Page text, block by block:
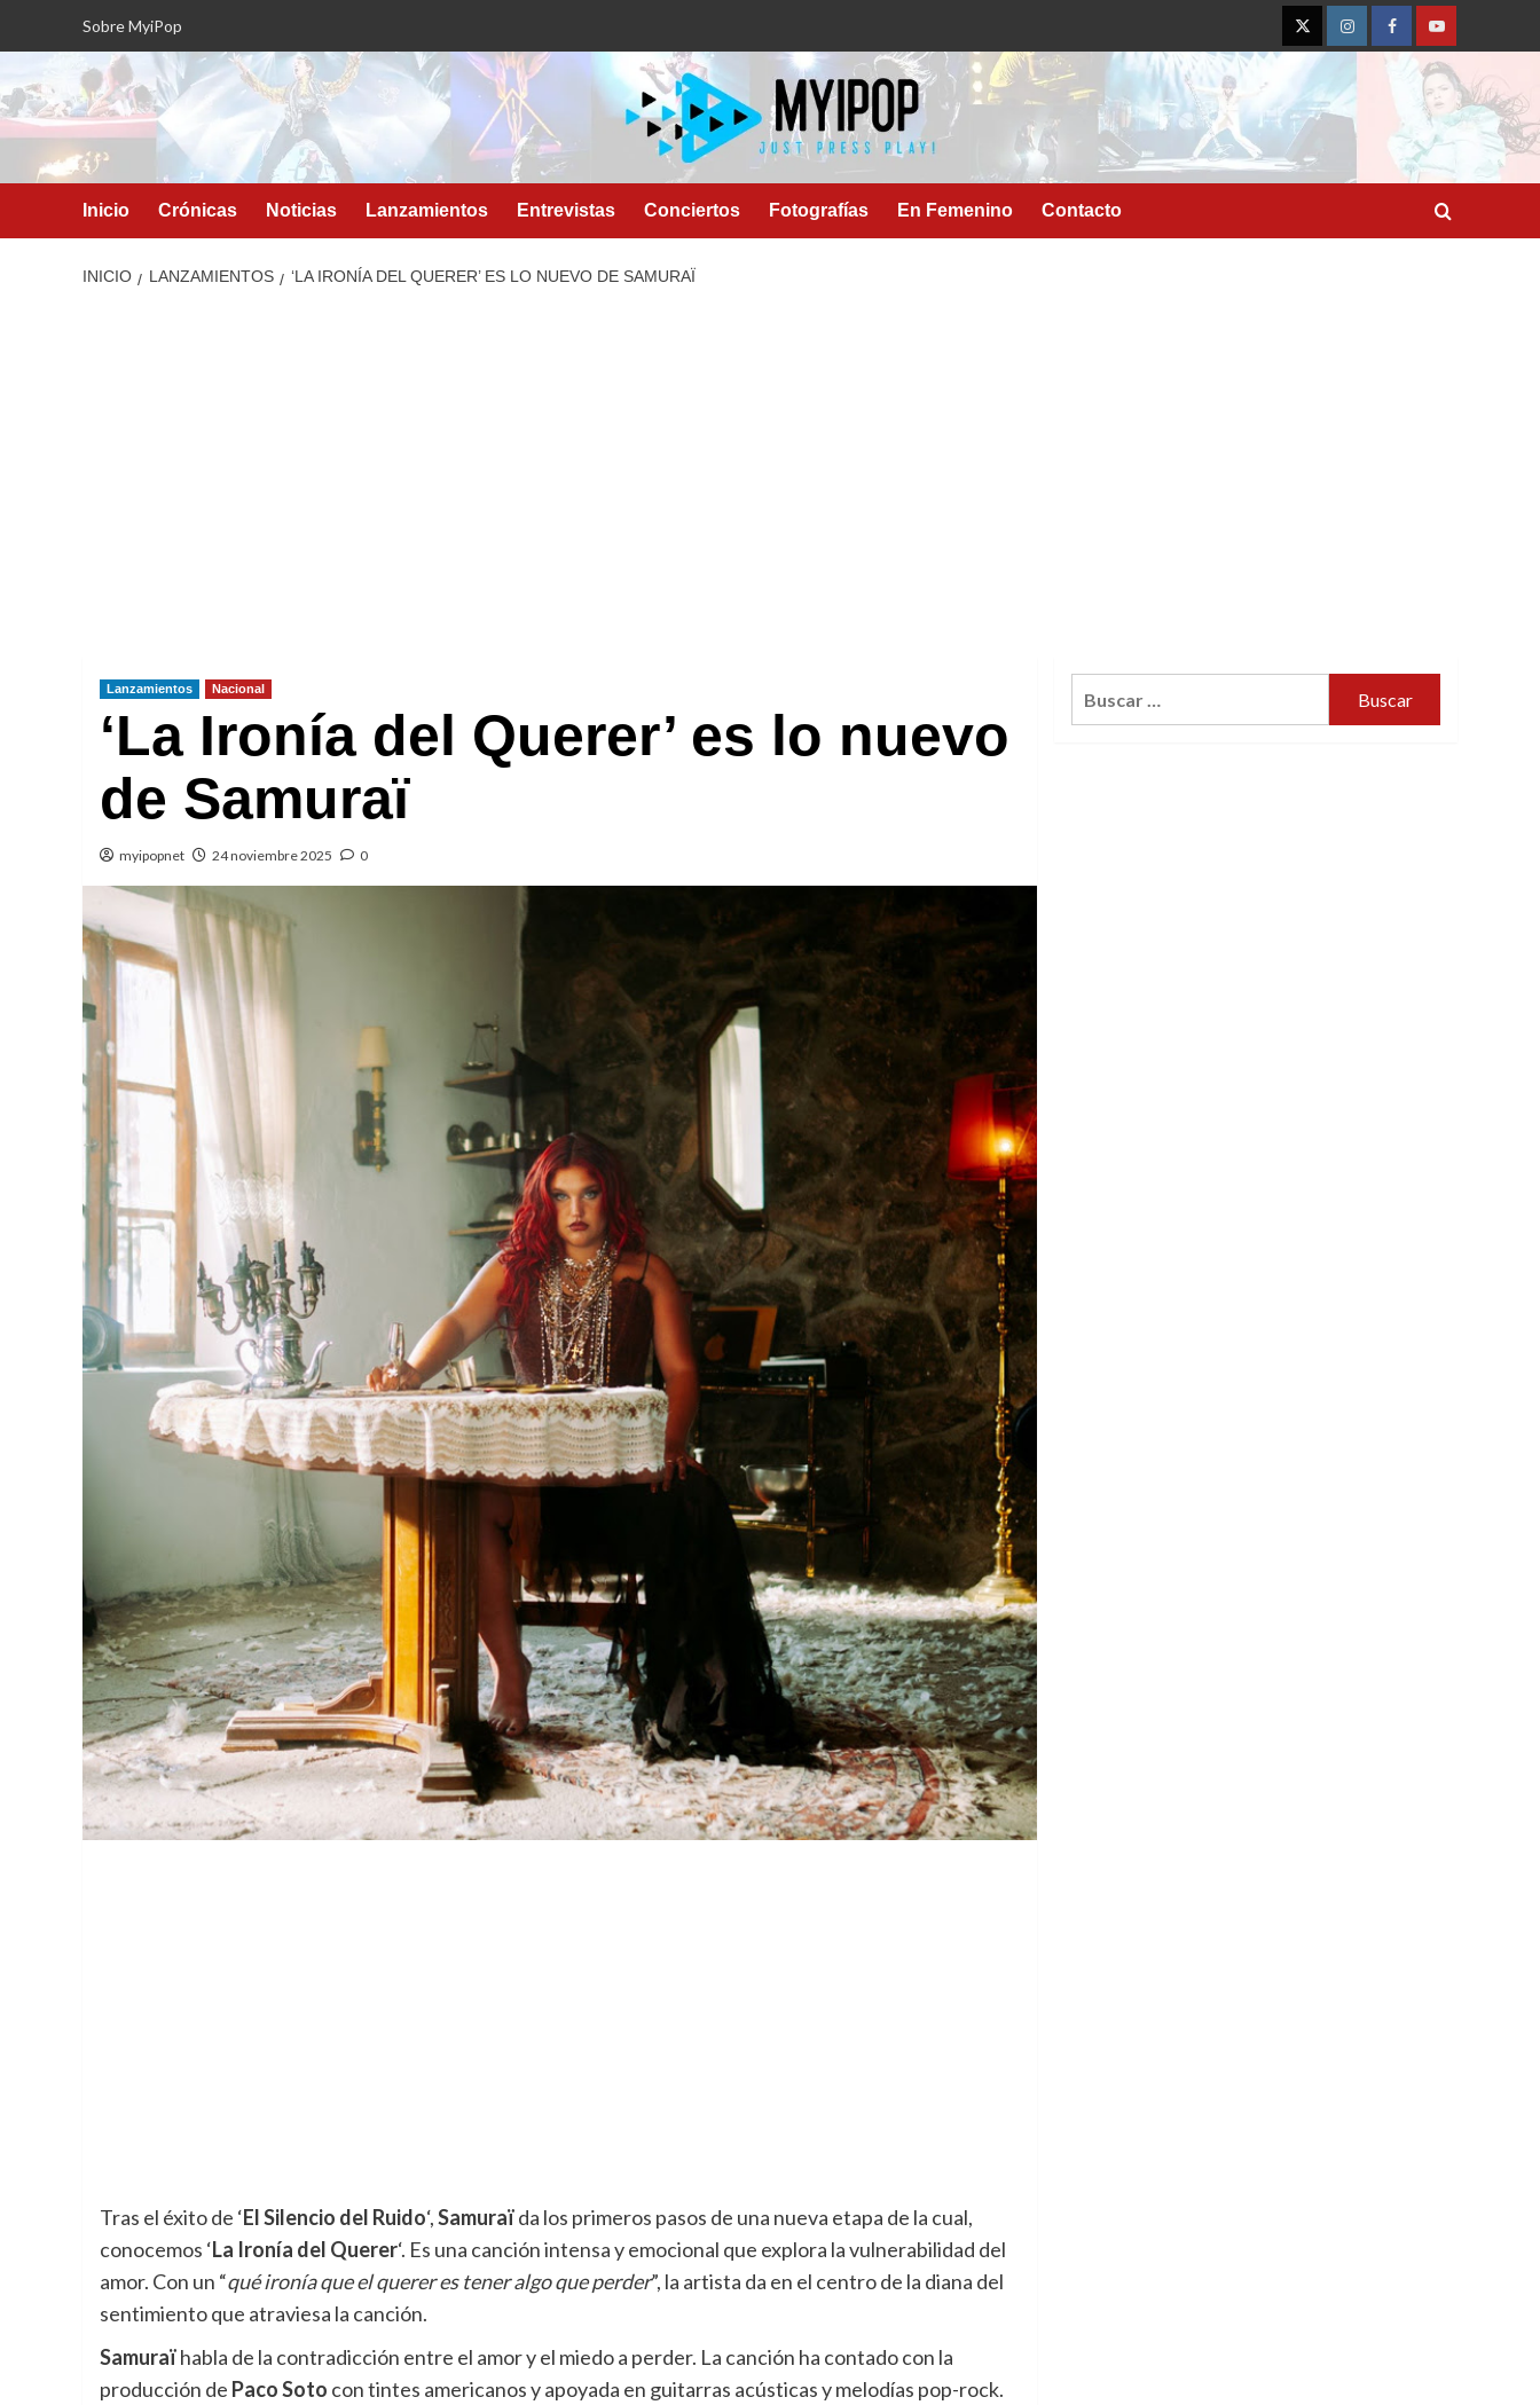
Sobre MyiPop
TwitterInstagramFacebookYouTube
Inicio Crónicas Noticias Lanzamientos Entrevistas Conciertos Fotografías En Femenino Contacto
INICIO LANZAMIENTOS ‘LA IRONÍA DEL QUERER’ ES LO NUEVO DE SAMURAÏ
Lanzamientos Nacional
‘La Ironía del Querer’ es lo nuevo
de Samuraï
myipopnet 24 noviembre 2025 0
Tras el éxito de ‘El Silencio del Ruido‘,Samuraïda los primeros pasos de una nueva etapa de la cual,
conocemos ‘La Ironía del Querer‘. Es una canción intensa y emocional que explora la vulnerabilidad del
amor. Con un “qué ironía que el querer es tener algo que perder”, la artista da en el centro de la diana del
sentimiento que atraviesa la canción.
Samuraïhabla de la contradicción entre el amor y el miedo a perder. La canción ha contado con la
producción de Paco Soto con tintes americanos y apoyada en guitarras acústicas y melodías pop-rock.